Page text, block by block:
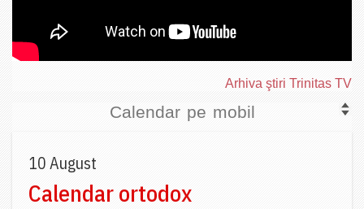
Arhiva ştiri Trinitas TV
Calendar pe mobil
10 August
Calendar ortodox